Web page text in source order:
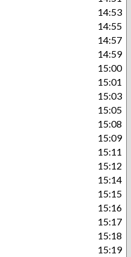
14:53
14:55
14:57
14:59
15:00
15:01
15:03
15:05
15:08
15:09
15:11
15:12
15:14
15:15
15:16
15:17
15:18
15:19